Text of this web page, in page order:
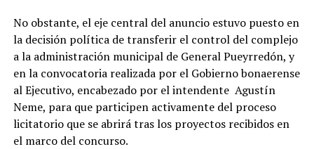
No obstante, el eje central del anuncio estuvo puesto en
la decisión política de transferir el control del complejo
a la administración municipal de General Pueyrredón, y
en la convocatoria realizada por el Gobierno bonaerense
al Ejecutivo, encabezado por el intendente Agustín
Neme, para que participen activamente del proceso
licitatorio que se abrirá tras los proyectos recibidos en
el marco del concurso.